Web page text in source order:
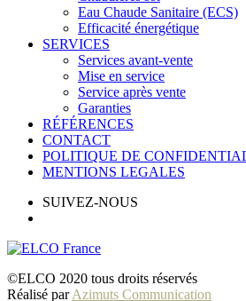
Eau Chaude Sanitaire (ECS)
Efficacité énergétique
SERVICES
Services avant-vente
Mise en service
Service après vente
Garanties
RÉFÉRENCES
CONTACT
POLITIQUE DE
MENTIONS LEGALES
SUIVEZ-NOUS
©ELCO 2020 tous droits réservés
Réalisé parAzimuts Communication